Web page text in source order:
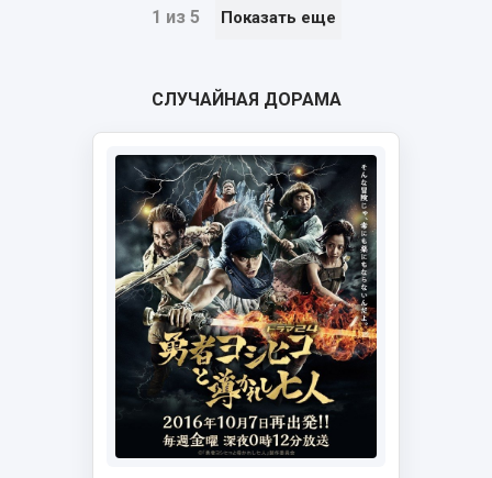
1 из 5 Показать еще
СЛУЧАЙНАЯ ДОРАМА